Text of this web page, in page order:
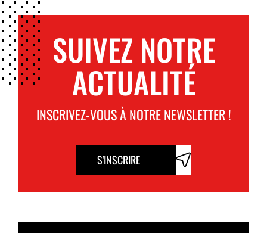
SUIVEZ NOTRE
ACTUALITÉ
INSCRIVEZ-VOUS À NOTRE NEWSLETTER !
S'INSCRIRE